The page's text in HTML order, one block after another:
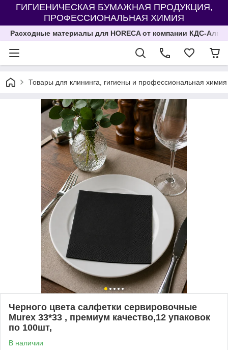
ГИГИЕНИЧЕСКАЯ БУМАЖНАЯ ПРОДУКЦИЯ,
ПРОФЕССИОНАЛЬНАЯ ХИМИЯ
Расходные материалы для HORECA от компании КДС-
Товары для клининга, гигиены и профессиональная химия
Черного цвета салфетки сервировочные
Murex 33*33 , премиум качество,12 упаковок
по 100шт,
В наличии